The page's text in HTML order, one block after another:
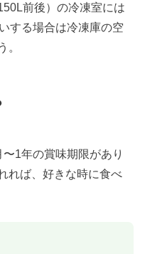
前後）の冷凍室には
する場合は冷凍庫の空
。
1年の賞味期限があり
れば、好きな時に食べ